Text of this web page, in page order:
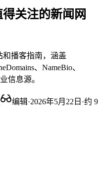
关注的新闻网
播客指南，涵盖
、NameBio、
信息源。
编辑·2026年5月22日 ·约 9